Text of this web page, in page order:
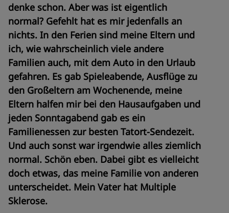
denke schon. Aber was ist eigentlich
normal? Gefehlt hat es mir jedenfalls an
nichts. In den Ferien sind meine Eltern und
ich, wie wahrscheinlich viele andere
Familien auch, mit dem Auto in den Urlaub
gefahren. Es gab Spieleabende, Ausflüge zu
den Großeltern am Wochenende, meine
Eltern halfen mir bei den Hausaufgaben und
jeden Sonntagabend gab es ein
Familienessen zur besten Tatort-Sendezeit.
Und auch sonst war irgendwie alles ziemlich
normal. Schön eben. Dabei gibt es vielleicht
doch etwas, das meine Familie von anderen
unterscheidet. Mein Vater hat Multiple
Sklerose.